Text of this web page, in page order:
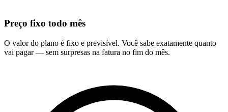
Preço fixo todo mês
O valor do plano é fixo e previsível. Você sabe exatamente quanto
vai pagar — sem surpresas na fatura no fim do mês.